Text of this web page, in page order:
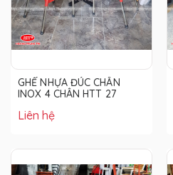
GHẾ NHỰA ĐÚC CHÂN
INOX 4 CHÂN HTT 27
Liên hệ